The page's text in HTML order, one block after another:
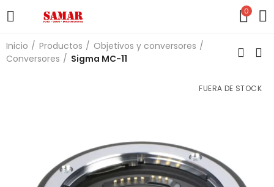
0
Inicio Productos
Objetivos y conversores
Conversores
Sigma MC-11
FUERA DE STOCK